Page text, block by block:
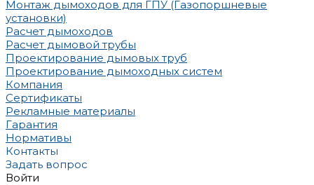
Монтаж дымоходов для ГПУ (Газопоршневые
установки)
Расчет дымоходов
Расчет дымовой трубы
Проектирование дымовых труб
Проектирование дымоходных систем
Компания
Сертификаты
Рекламные материалы
Гарантия
Нормативы
Контакты
Задать вопрос
Войти